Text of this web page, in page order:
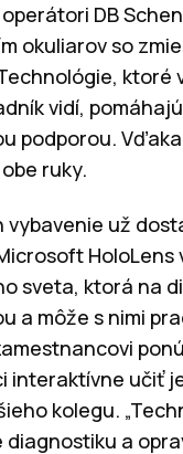
DB
okuliarov so
ktoré
vidí,
podporou.
ruky.
vybavenie už
sveta, ktorá na
a môže s nimi
interaktívne učiť
kolegu.
a